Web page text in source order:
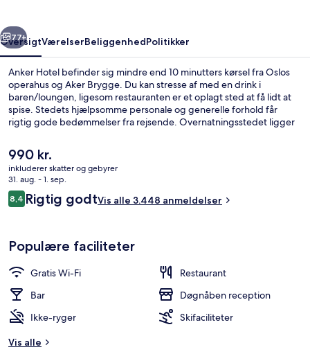
Næste
77+
OversigtVærelserBeliggenhedPolitikker
Anker Hotel befinder sig mindre end 10 minutters kørsel fra Oslos
operahus og Aker Brygge. Du kan stresse af med en drink i
baren/loungen, ligesom restauranten er et oplagt sted at få lidt at
spise. Stedets hjælpsomme personale og generelle forhold får
rigtig gode bedømmelser fra rejsende. Overnatningsstedet ligger
Sporvognsstation er få skridt derfra og Hausmanns Gate
Sporvognsstation ligger 2 minutter væk.
Den
nuværende
pris
er
990 kr.
990 kr.
inkluderer skatter og gebyrer
31. aug. - 1. sep.
Anmeldelser
8,48,4 ud af 10.
Rigtig godtVis alle 3.448 anmeldelser
Populære faciliteter
Gratis Wi-Fi
Restaurant
Bar
Døgnåben reception
Ikke-ryger
Skifaciliteter
Vis alle